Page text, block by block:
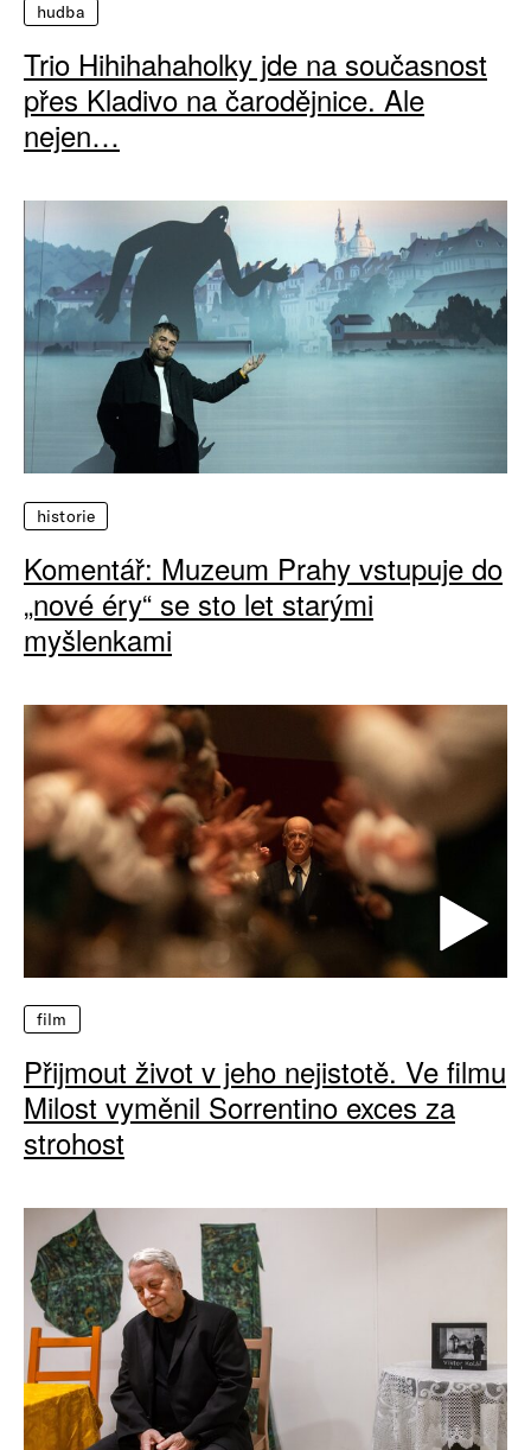
hudba
Trio Hihihahaholky jde na současnost
přes Kladivo na čarodějnice. Ale
nejen…
historie
Komentář: Muzeum Prahy vstupuje do
„nové éry“ se sto let starými
myšlenkami
film
Přijmout život v jeho nejistotě. Ve filmu
Milost vyměnil Sorrentino exces za
strohost